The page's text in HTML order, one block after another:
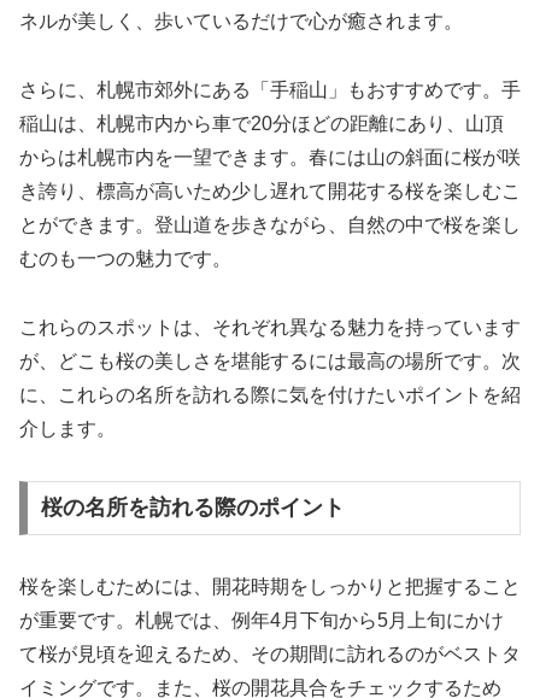
ネルが美しく、歩いているだけで心が癒されます。
さらに、札幌市郊外にある「手稲山」もおすすめです。手
稲山は、札幌市内から車で20分ほどの距離にあり、山頂
からは札幌市内を一望できます。春には山の斜面に桜が咲
き誇り、標高が高いため少し遅れて開花する桜を楽しむこ
とができます。登山道を歩きながら、自然の中で桜を楽し
むのも一つの魅力です。
これらのスポットは、それぞれ異なる魅力を持っています
が、どこも桜の美しさを堪能するには最高の場所です。次
に、これらの名所を訪れる際に気を付けたいポイントを紹
介します。
桜の名所を訪れる際のポイント
桜を楽しむためには、開花時期をしっかりと把握すること
が重要です。札幌では、例年4月下旬から5月上旬にかけ
て桜が見頃を迎えるため、その期間に訪れるのがベストタ
イミングです。また、桜の開花具合をチェックするため